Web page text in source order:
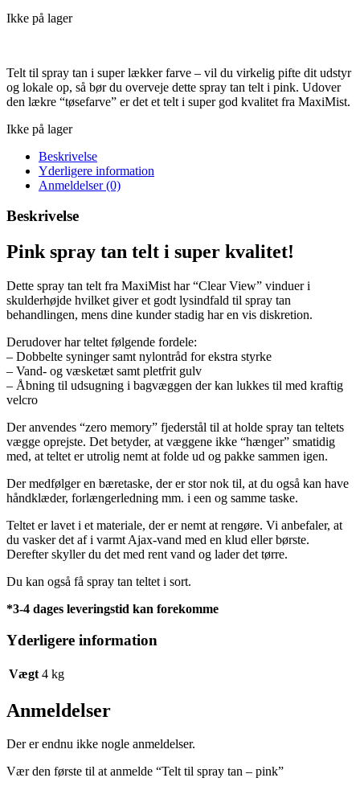
pris
Ikke på lager
Telt til spray tan i super lækker farve – vil du virkelig pifte dit udstyr
og lokale op, så bør du overveje dette spray tan telt i pink. Udover
den lækre “tøsefarve” er det et telt i super god kvalitet fra MaxiMist.
Ikke på lager
Beskrivelse
Yderligere information
Anmeldelser (0)
Beskrivelse
Pink spray tan telt i super kvalitet!
Dette spray tan telt fra MaxiMist har “Clear View” vinduer i
skulderhøjde hvilket giver et godt lysindfald til spray tan
behandlingen, mens dine kunder stadig har en vis diskretion.
Derudover har teltet følgende fordele:
– Dobbelte syninger samt nylontråd for ekstra styrke
– Vand- og væsketæt samt pletfrit gulv
– Åbning til udsugning i bagvæggen der kan lukkes til med kraftig
velcro
Der anvendes “zero memory” fjederstål til at holde spray tan teltets
vægge oprejste. Det betyder, at væggene ikke “hænger” smatidig
med, at teltet er utrolig nemt at folde ud og pakke sammen igen.
Der medfølger en bæretaske, der er stor nok til, at du også kan have
håndklæder, forlængerledning mm. i een og samme taske.
Teltet er lavet i et materiale, der er nemt at rengøre. Vi anbefaler, at
du vasker det af i varmt Ajax-vand med en klud eller børste.
Derefter skyller du det med rent vand og lader det tørre.
Du kan også få spray tan teltet i sort.
*3-4 dages leveringstid kan forekomme
Yderligere information
Vægt 4 kg
Anmeldelser
Der er endnu ikke nogle anmeldelser.
Vær den første til at anmelde “Telt til spray tan – pink”